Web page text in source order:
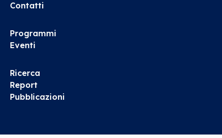
Contatti
Programmi
Eventi
Ricerca
Report
Pubblicazioni